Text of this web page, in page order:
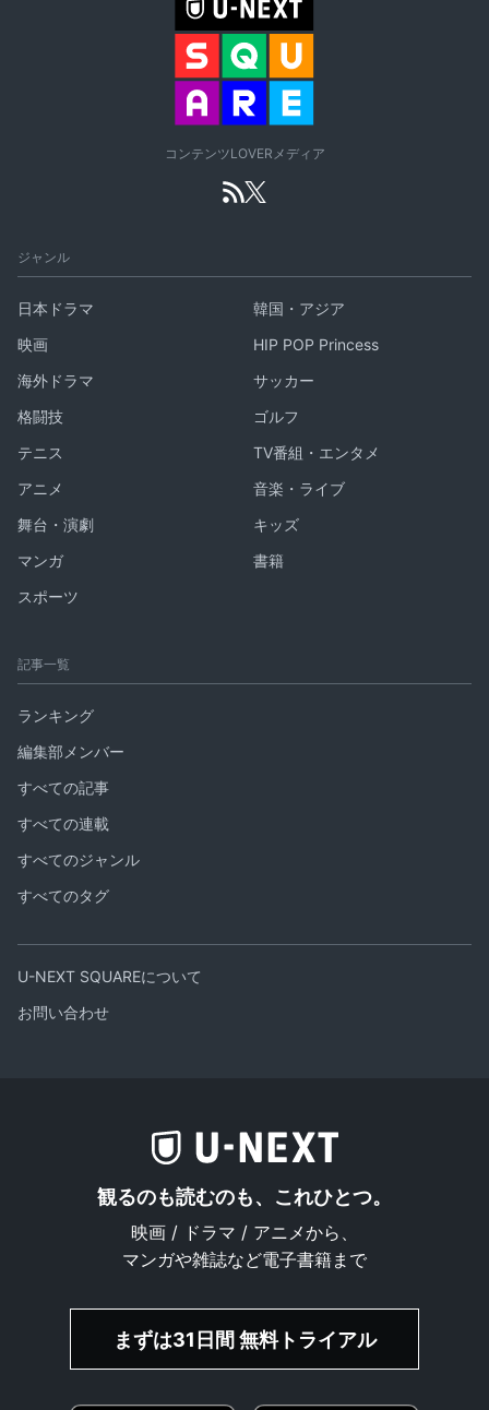
コンテンツLOVERメディア
ジャンル
日本ドラマ
韓国・アジア
映画
HIP POP Princess
海外ドラマ
サッカー
格闘技
ゴルフ
テニス
TV番組・エンタメ
アニメ
音楽・ライブ
舞台・演劇
キッズ
マンガ
書籍
スポーツ
記事一覧
ランキング
編集部メンバー
すべての記事
すべての連載
すべてのジャンル
すべてのタグ
U-NEXT SQUAREについて
お問い合わせ
観るのも読むのも、これひとつ。
映画 / ドラマ / アニメから、
マンガや雑誌など電子書籍まで
まずは31日間 無料トライアル